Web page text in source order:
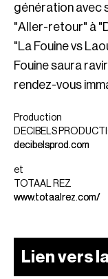
génération avec
"Aller-retour" à
"La Fouine vs
Fouine saura
rendez-vous
Production
DECIBELS
decibelsprod.com
et
TOTAAL REZ
www.totaalrez.com/
Lien vers